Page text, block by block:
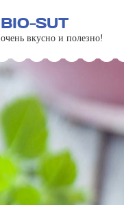
BIO-SUT
очень вкусно и полезно!